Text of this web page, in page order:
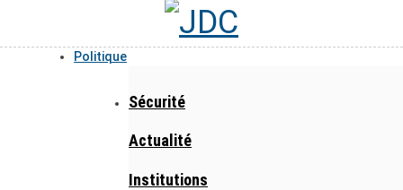
Politique
Sécurité
Actualité
Institutions